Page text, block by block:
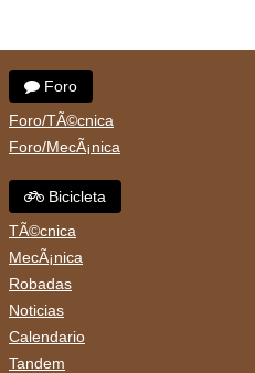
Foro
Foro/TÃ©cnica
Foro/MecÃ¡nica
Bicicleta
TÃ©cnica
MecÃ¡nica
Robadas
Noticias
Calendario
Tandem